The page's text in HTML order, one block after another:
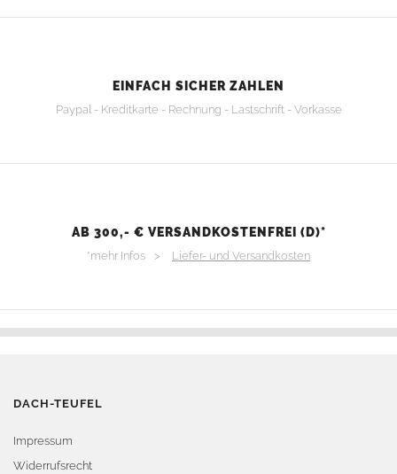
EINFACH SICHER ZAHLEN
Paypal - Kreditkarte - Rechnung - Lastschrift - Vorkasse
AB 300,- € VERSANDKOSTENFREI (D)*
*mehr Infos > Liefer- und Versandkosten
DACH-TEUFEL
Impressum
Widerrufsrecht